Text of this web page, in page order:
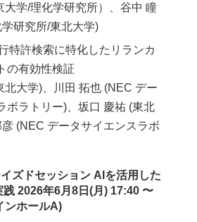
大学/理化学研究所）、谷中 瞳
研究所/東北大学)
特許検索に特化したリランカ
の有効性検証
北大学)、川田 拓也 (NEC デー
ボラトリー)、坂口 慶祐 (東北
(NEC データサイエンスラボ
ズドセッション AIを活用した
2026年6月8日(月) 17:40 〜
ンホールA)